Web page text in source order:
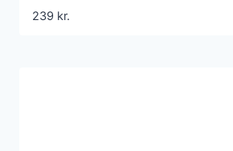
239 kr.